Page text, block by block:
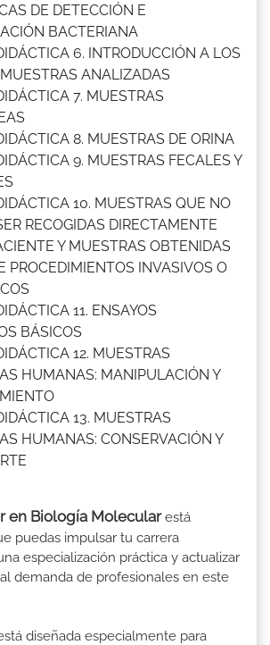
DE DETECCIÓN E
BACTERIANA
6. INTRODUCCIÓN A LOS
ANALIZADAS
7. MUESTRAS
8. MUESTRAS DE ORINA
9. MUESTRAS FECALES Y
10. MUESTRAS QUE NO
RECOGIDAS DIRECTAMENTE
Y MUESTRAS OBTENIDAS
PROCEDIMIENTOS INVASIVOS O
11. ENSAYOS
BÁSICOS
12. MUESTRAS
HUMANAS: MANIPULACIÓN Y
13. MUESTRAS
HUMANAS: CONSERVACIÓN Y
en Biología Molecularestá
puedas impulsar tu carrera
especialización práctica y actualizar
demanda de profesionales en este
diseñada especialmente para